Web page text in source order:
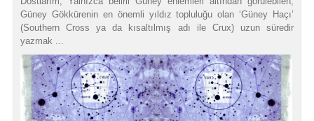
Güney Gökkürenin en önemli yıldız topluluğu olan ‘Güney Haçı’
(Southern Cross ya da kısaltılmış adı ile Crux) uzun süredir
yazmak ...